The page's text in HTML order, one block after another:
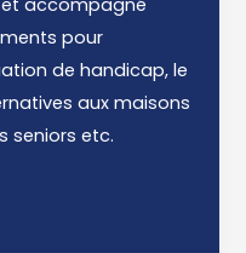
accompagné
pour
de handicap, le
aux maisons
seniors etc.